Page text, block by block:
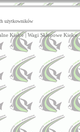
użytkowników
Kielce| Wagi Sklepowe Kielce